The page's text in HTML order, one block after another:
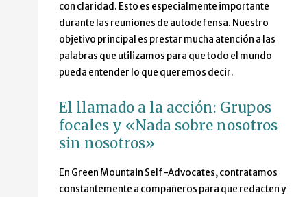
con claridad. Esto es especialmente importante
durante las reuniones de autodefensa. Nuestro
objetivo principal es prestar mucha atención a las
palabras que utilizamos para que todo el mundo
pueda entender lo que queremos decir.
El llamado a la acción: Grupos
focales y «Nada sobre nosotros
sin nosotros»
En Green Mountain Self-Advocates, contratamos
constantemente a compañeros para que redacten y